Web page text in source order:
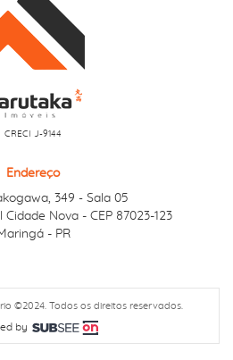
CRECI J-9144
Endereço
349 - Sala 05
Cidade Nova - CEP 87023-123
- PR
©2024. Todos os direitos reservados.
by